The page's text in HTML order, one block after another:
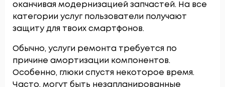
оканчивая модернизацией запчастей. На все
категории услуг пользователи получают
защиту для твоих смартфонов.
Обычно, услуги ремонта требуется по
причине амортизации компонентов.
Особенно, глюки спустя некоторое время.
Часто, могут быть незапланированные